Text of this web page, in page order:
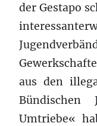
der Gestapo
aus den
Bündischen
Umtriebe«